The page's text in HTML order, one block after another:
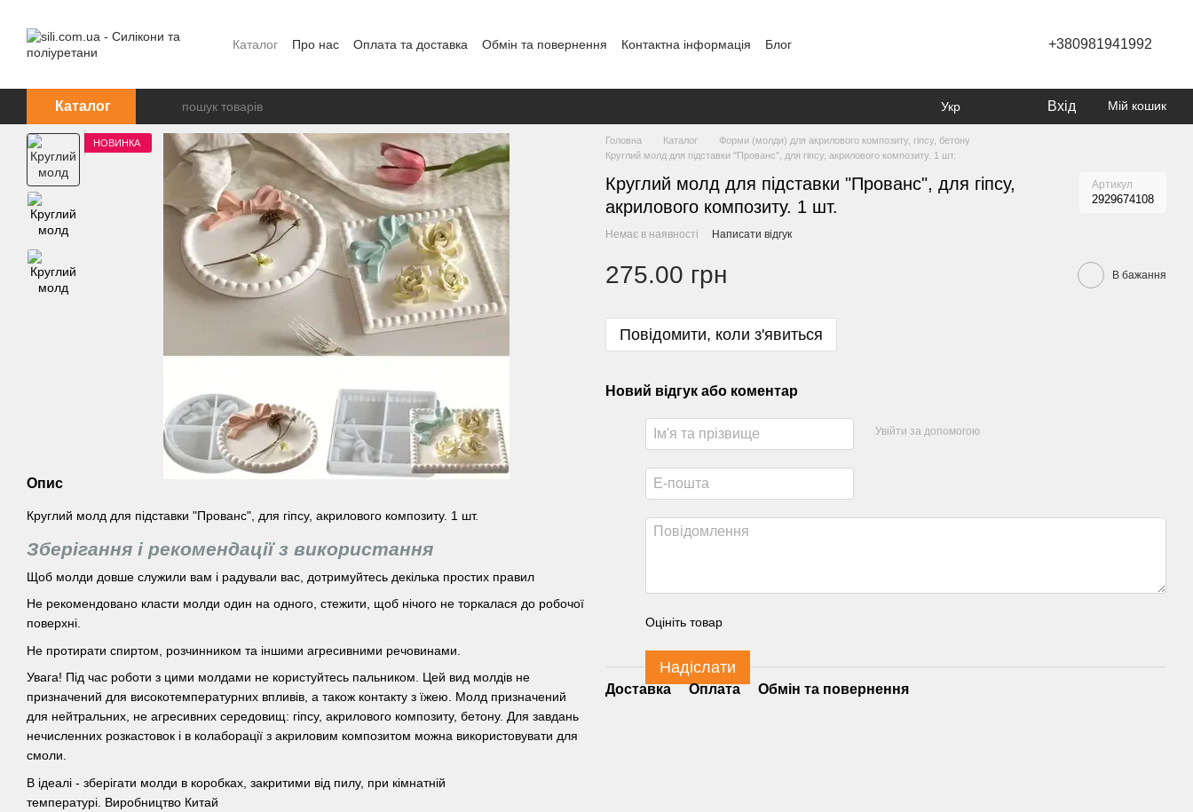
Каталог Про нас Оплата та доставка Обмін та повернення Контактна інформація Блог +380981941992
Каталог Укр Вхід Мій кошик
НОВИНКА
Опис
Круглий молд для підставки "Прованс", для гіпсу, акрилового композиту. 1 шт.
Зберігання і рекомендації з використання
Щоб молди довше служили вам і радували вас, дотримуйтесь декілька простих правил
Не рекомендовано класти молди один на одного, стежити, щоб нічого не торкалася до робочої
поверхні.
Не протирати спиртом, розчинником та іншими агресивними речовинами.
Увага! Під час роботи з цими молдами не користуйтесь пальником. Цей вид молдів не
призначений для високотемпературних впливів, а також контакту з їжею. Молд призначений
для нейтральних, не агресивних середовищ: гіпсу, акрилового композиту, бетону. Для завдань
нечисленних розкастовок і в колаборації з акриловим композитом можна використовувати для
смоли.
В ідеалі - зберігати молди в коробках, закритими від пилу, при кімнатній
температурі. Виробництво Китай
Головна Каталог
Форми (молди) для акрилового композиту, гіпсу, бетону
Круглий молд для підставки "Прованс", для гіпсу, акрилового композиту. 1 шт.
Круглий молд для підставки "Прованс", для гіпсу,
акрилового композиту. 1 шт.
Артикул
2929674108
Немає в наявності Написати відгук
275.00 грн В бажання
Повідомити, коли з'явиться
Новий відгук або коментар
Увійти за допомогою
Оцініть товар
Надіслати
Доставка Оплата Обмін та повернення